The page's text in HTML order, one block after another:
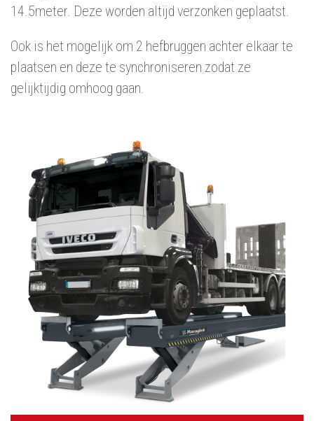
14.5meter. Deze worden altijd verzonken geplaatst.
Ook is het mogelijk om 2 hefbruggen achter elkaar te
plaatsen en deze te synchroniseren zodat ze
gelijktijdig omhoog gaan.